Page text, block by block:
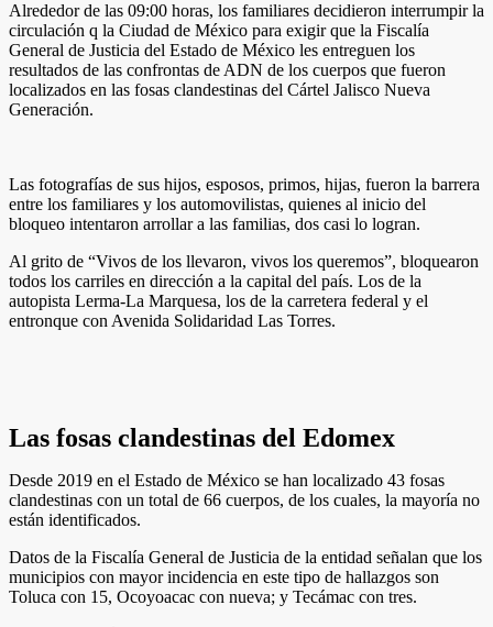
Alrededor de las 09:00 horas, los familiares decidieron interrumpir la
circulación q la Ciudad de México para exigir que la Fiscalía
General de Justicia del Estado de México les entreguen los
resultados de las confrontas de ADN de los cuerpos que fueron
localizados en las fosas clandestinas del Cártel Jalisco Nueva
Generación.
Las fotografías de sus hijos, esposos, primos, hijas, fueron la barrera
entre los familiares y los automovilistas, quienes al inicio del
bloqueo intentaron arrollar a las familias, dos casi lo logran.
Al grito de “Vivos de los llevaron, vivos los queremos”, bloquearon
todos los carriles en dirección a la capital del país. Los de la
autopista Lerma-La Marquesa, los de la carretera federal y el
entronque con Avenida Solidaridad Las Torres.
Las fosas clandestinas del Edomex
Desde 2019 en el Estado de México se han localizado 43 fosas
clandestinas con un total de 66 cuerpos, de los cuales, la mayoría no
están identificados.
Datos de la Fiscalía General de Justicia de la entidad señalan que los
municipios con mayor incidencia en este tipo de hallazgos son
Toluca con 15, Ocoyoacac con nueva; y Tecámac con tres.